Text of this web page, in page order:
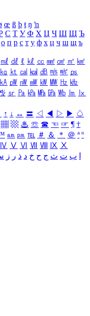
œ ß þ ŧ ŋ ŉ
С Т У Ф Х Ц Ч Ш Щ Ъ
о п р с т у ф х ц ч ш щ ъ
㎖ ㎗ ℓ ㎘ ㏄ ㎣ ㎤ ㎥ ㎦
㎏ ㏏ ㎈ ㎉ ㏈ ㎧ ㎨ ㎰
㎄ ㎺ ㎻ ㎽ ㎾ ㎿ ㎐ ㎑
㏛ ㎩ ㎪ ㎫ ㎬ ㏝ ㏐
㏓
↑ ↓ ↔ 〓 ◁ ◀ ▷ ▶ ♤
▦ ▩ ♨ ☏ ☎ ☜ ☞ ¶ †
㏂ ㏘ ℡ ＃ ＆ ＊ ＠ ª º
Ⅳ Ⅴ Ⅵ Ⅶ Ⅷ Ⅸ Ⅹ
ب ت ث ج ح خ د ذ ر ز